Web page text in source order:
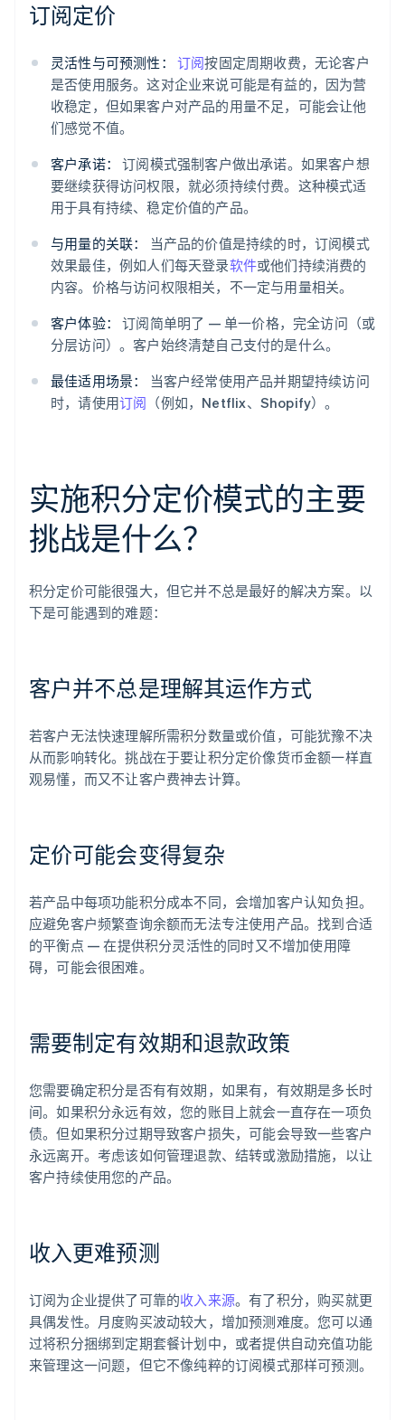
订阅定价
灵活性与可预测性： 订阅按固定周期收费，无论客户
是否使用服务。这对企业来说可能是有益的，因为营
收稳定，但如果客户对产品的用量不足，可能会让他
们感觉不值。
客户承诺：
订阅模式强制客户做出承诺。如果客户想
要继续获得访问权限，就必须持续付费。这种模式适
用于具有持续、稳定价值的产品。
与用量的关联：
当产品的价值是持续的时，订阅模式
效果最佳，例如人们每天登录软件或他们持续消费的
内容。价格与访问权限相关，不一定与用量相关。
客户体验：
订阅简单明了 — 单一价格，完全访问（或
分层访问）。客户始终清楚自己支付的是什么。
最佳适用场景：
当客户经常使用产品并期望持续访问
时，请使用订阅 （例如，Netflix、Shopify）。
实施积分定价模式的主要
挑战是什么？
积分定价可能很强大，但它并不总是最好的解决方案。以
下是可能遇到的难题：
客户并不总是理解其运作方式
若客户无法快速理解所需积分数量或价值，可能犹豫不决
从而影响转化。挑战在于要让积分定价像货币金额一样直
观易懂，而又不让客户费神去计算。
定价可能会变得复杂
若产品中每项功能积分成本不同，会增加客户认知负担。
应避免客户频繁查询余额而无法专注使用产品。找到合适
的平衡点 — 在提供积分灵活性的同时又不增加使用障
碍，可能会很困难。
需要制定有效期和退款政策
您需要确定积分是否有有效期，如果有，有效期是多长时
间。如果积分永远有效，您的账目上就会一直存在一项负
债。但如果积分过期导致客户损失，可能会导致一些客户
永远离开。考虑该如何管理退款、结转或激励措施，以让
客户持续使用您的产品。
收入更难预测
订阅为企业提供了可靠的收入来源。有了积分，购买就更
具偶发性。月度购买波动较大，增加预测难度。您可以通
过将积分捆绑到定期套餐计划中，或者提供自动充值功能
来管理这一问题，但它不像纯粹的订阅模式那样可预测。